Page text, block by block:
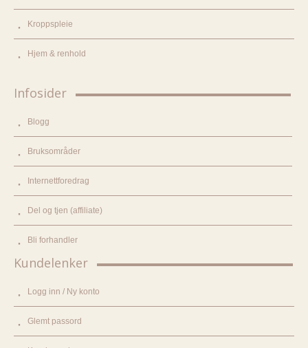
Kroppspleie
Hjem & renhold
Infosider
Blogg
Bruksområder
Internettforedrag
Del og tjen (affiliate)
Bli forhandler
Kundelenker
Logg inn / Ny konto
Glemt passord